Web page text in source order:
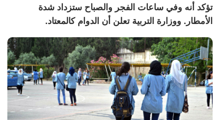
تؤكد أنه وفي ساعات الفجر والصباح ستزداد شدة
الأمطار. ووزارة التربية تعلن أن الدوام كالمعتاد.